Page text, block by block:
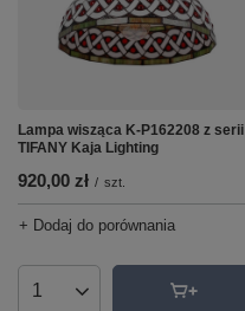
Lampa wisząca K-P162208 z serii
TIFANY Kaja Lighting
920,00 zł / szt.
+ Dodaj do porównania
Ilość produktów